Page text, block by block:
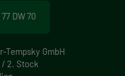
DW 70
Tempsky GmbH
/ 2. Stock